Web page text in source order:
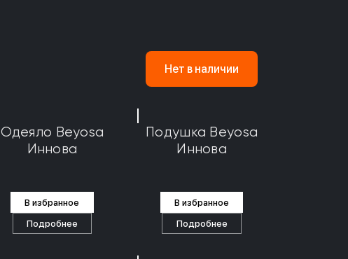
Нет в наличии
Одеяло Beyosa
Иннова
В избранное
Подробнее
Подушка Beyosa
Иннова
В избранное
Подробнее